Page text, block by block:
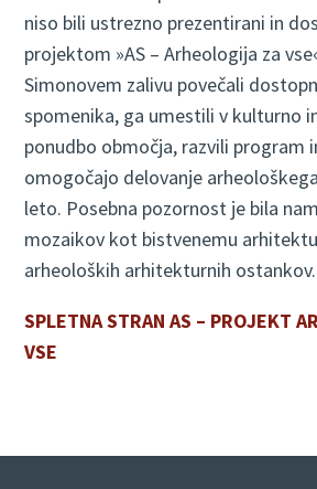
niso bili ustrezno prezentirani in
projektom »AS – Arheologija za
Simonovem zalivu povečali
spomenika, ga umestili v kulturno
ponudbo območja, razvili program
omogočajo delovanje
leto. Posebna pozornost je bila
mozaikov kot bistvenemu
arheoloških arhitekturnih ostankov.
SPLETNA STRAN AS – PROJEKT
VSE